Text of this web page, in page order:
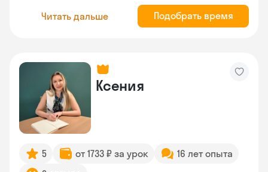
Читать дальше Подобрать время
Ксения
5 от 1733 ₽ за урок
16 лет опыта